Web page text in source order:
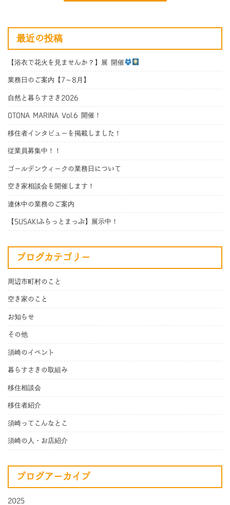
最近の投稿
【浴衣で花火を見ませんか？】展 開催
業務日のご案内【7～8月】
自然と暮らすさき2026
OTONA MARINA Vol.6 開催！
移住者インタビューを掲載しました！
従業員募集中！！
ゴールデンウィークの業務日について
空き家相談会を開催します！
連休中の業務のご案内
【SUSAKIふらっとまっぷ】展示中！
ブログカテゴリー
周辺市町村のこと
空き家のこと
お知らせ
その他
須崎のイベント
暮らすさきの取組み
移住相談会
移住者紹介
須崎ってこんなとこ
須崎の人・お店紹介
ブログアーカイブ
2025